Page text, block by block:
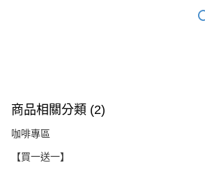
商品相關分類 (2)
咖啡專區
【買一送一】